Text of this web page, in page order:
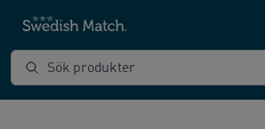
Sök produkter